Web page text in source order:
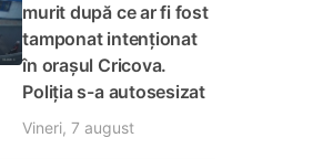
murit după ce ar fi fost
tamponat intenționat
în orașul Cricova.
Poliția s-a autosesizat
Vineri, 7 august